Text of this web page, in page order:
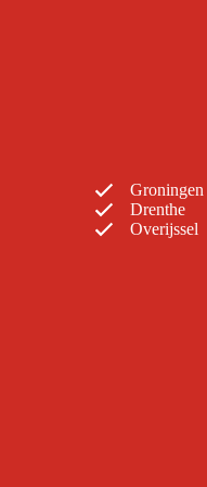
Groningen
Drenthe
Overijssel